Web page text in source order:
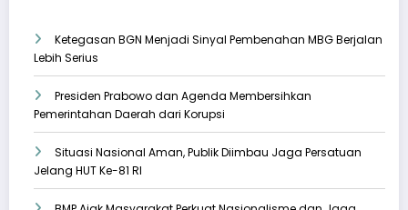
Ketegasan BGN Menjadi Sinyal Pembenahan MBG Berjalan
Lebih Serius
Presiden Prabowo dan Agenda Membersihkan
Pemerintahan Daerah dari Korupsi
Situasi Nasional Aman, Publik Diimbau Jaga Persatuan
Jelang HUT Ke-81 RI